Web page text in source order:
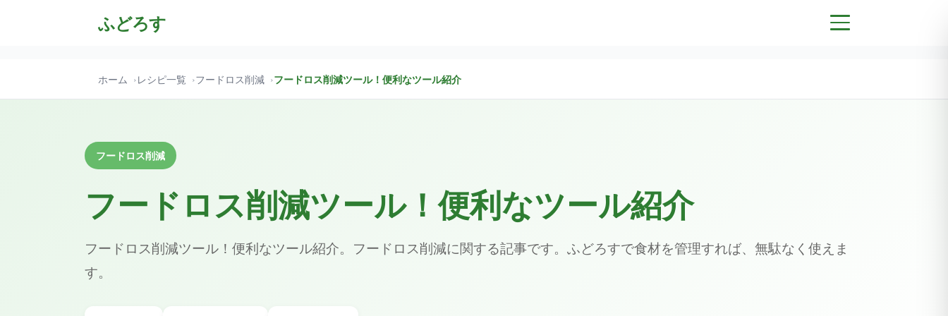
ふどろす
ホーム レシピ一覧 フードロス削減 フードロス削減ツール！便利なツール紹介
フードロス削減
フードロス削減ツール！便利なツール紹介
フードロス削減ツール！便利なツール紹介。フードロス削減に関する記事です。ふどろすで食材を管理すれば、無駄なく使えま
す。